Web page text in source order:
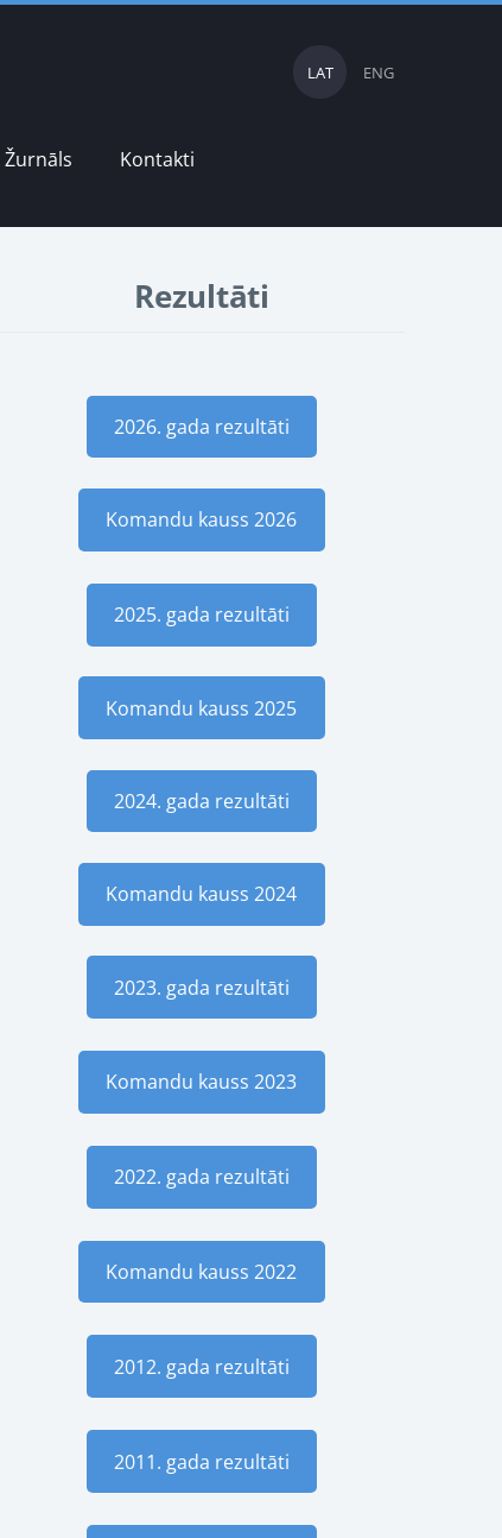
Žurnāls Kontakti
LAT ENG
Rezultāti
2026. gada rezultāti
Komandu kauss 2026
2025. gada rezultāti
Komandu kauss 2025
2024. gada rezultāti
Komandu kauss 2024
2023. gada rezultāti
Komandu kauss 2023
2022. gada rezultāti
Komandu kauss 2022
2012. gada rezultāti
2011. gada rezultāti